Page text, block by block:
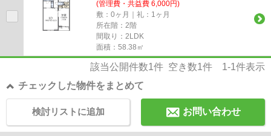
(管理費・共益費 6,000円)
敷：0ヶ月｜礼：1ヶ月
所在階：2階
間取り：2LDK
面積：58.38㎡
該当公開件数1件 空き数1件 1-1件表示
チェックした物件をまとめて
お問い合わせ
検討リストに追加